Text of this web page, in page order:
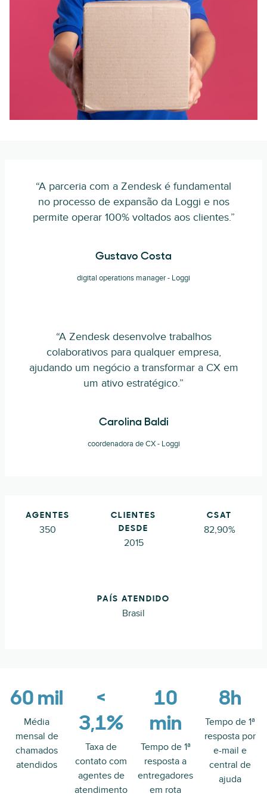
“A parceria com a Zendesk é fundamental
no processo de expansão da Loggi e nos
permite operar 100% voltados aos clientes.”
Gustavo Costa
digital operations manager - Loggi
“A Zendesk desenvolve trabalhos
colaborativos para qualquer empresa,
ajudando um negócio a transformar a CX em
um ativo estratégico.”
Carolina Baldi
coordenadora de CX - Loggi
AGENTES
350
CLIENTES
DESDE
2015
CSAT
82,90%
PAÍS ATENDIDO
Brasil
60 mil
Média
mensal de
chamados
atendidos
<
3,1%
Taxa de
contato com
agentes de
atendimento
10
min
Tempo de 1ª
resposta a
entregadores
em rota
8h
Tempo de 1ª
resposta por
e-mail e
central de
ajuda